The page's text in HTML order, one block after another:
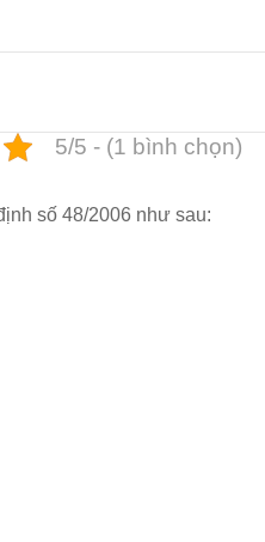
5/5 - (1 bình chọn)
số 48/2006 như sau: